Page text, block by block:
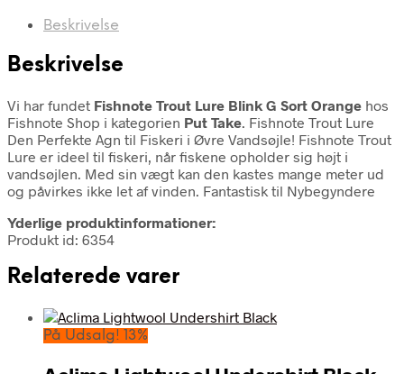
Beskrivelse
Beskrivelse
Vi har fundet Fishnote Trout Lure Blink G Sort Orange hos
Fishnote Shop i kategorien Put Take. Fishnote Trout Lure
Den Perfekte Agn til Fiskeri i Øvre Vandsøjle! Fishnote Trout
Lure er ideel til fiskeri, når fiskene opholder sig højt i
vandsøjlen. Med sin vægt kan den kastes mange meter ud
og påvirkes ikke let af vinden. Fantastisk til Nybegyndere
Yderlige produktinformationer:
Produkt id: 6354
Relaterede varer
På Udsalg! 13%